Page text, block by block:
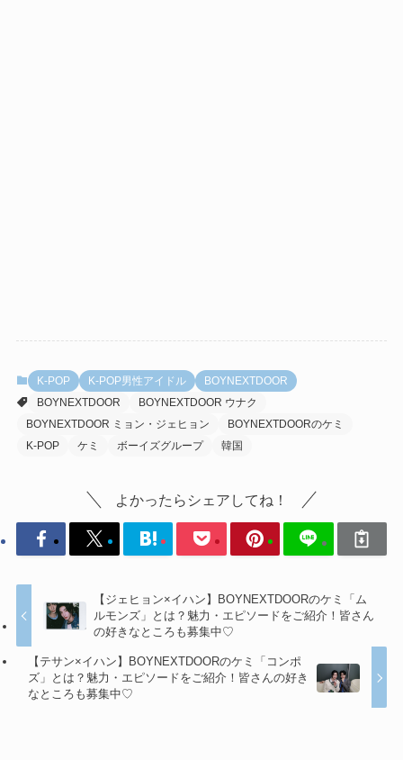
K-POP K-POP男性アイドル
BOYNEXTDOOR
BOYNEXTDOOR
BOYNEXTDOOR ウナク
BOYNEXTDOOR ミョン・ジェヒョン
BOYNEXTDOORのケミ
K-POP
ケミ ボーイズグループ 韓国
よかったらシェアしてね！
【ジェヒョン×イハン】BOYNEXTDOORのケミ「ム
ルモンズ」とは？魅力・エピソードをご紹介！皆さん
の好きなところも募集中♡
【テサン×イハン】BOYNEXTDOORのケミ「コンポ
ズ」とは？魅力・エピソードをご紹介！皆さんの好き
なところも募集中♡